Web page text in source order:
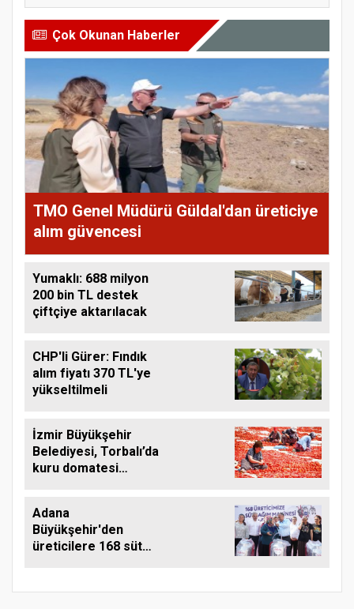
Çok Okunan Haberler
TMO Genel Müdürü Güldal'dan üreticiye
alım güvencesi
Yumaklı: 688 milyon
200 bin TL destek
çiftçiye aktarılacak
CHP'li Gürer: Fındık
alım fiyatı 370 TL'ye
yükseltilmeli
İzmir Büyükşehir
Belediyesi, Torbalı’da
kuru domatesi
Adana
Büyükşehir'den
üreticilere 168 süt